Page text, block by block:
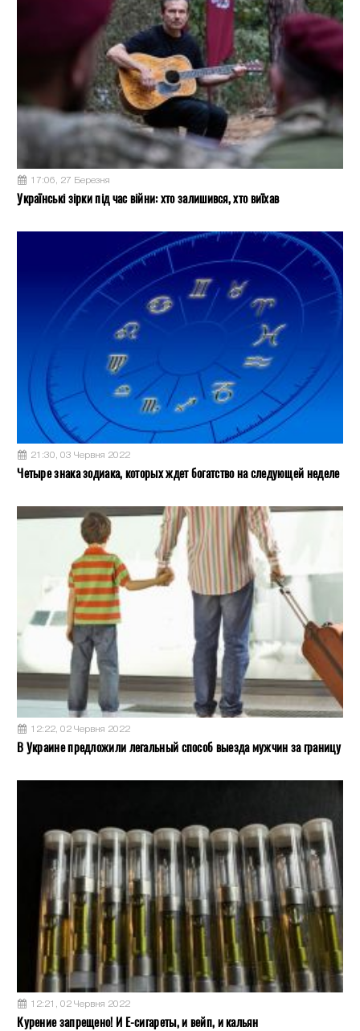
17:06, 27 Березня
Українські зірки під час війни: хто залишився, хто виїхав
21:30, 03 Червня 2022
Четыре знака зодиака, которых ждет богатство на следующей неделе
12:22, 02 Червня 2022
В Украине предложили легальный способ выезда мужчин за границу
12:21, 02 Червня 2022
Курение запрещено! И Е-сигареты, и вейп, и кальян